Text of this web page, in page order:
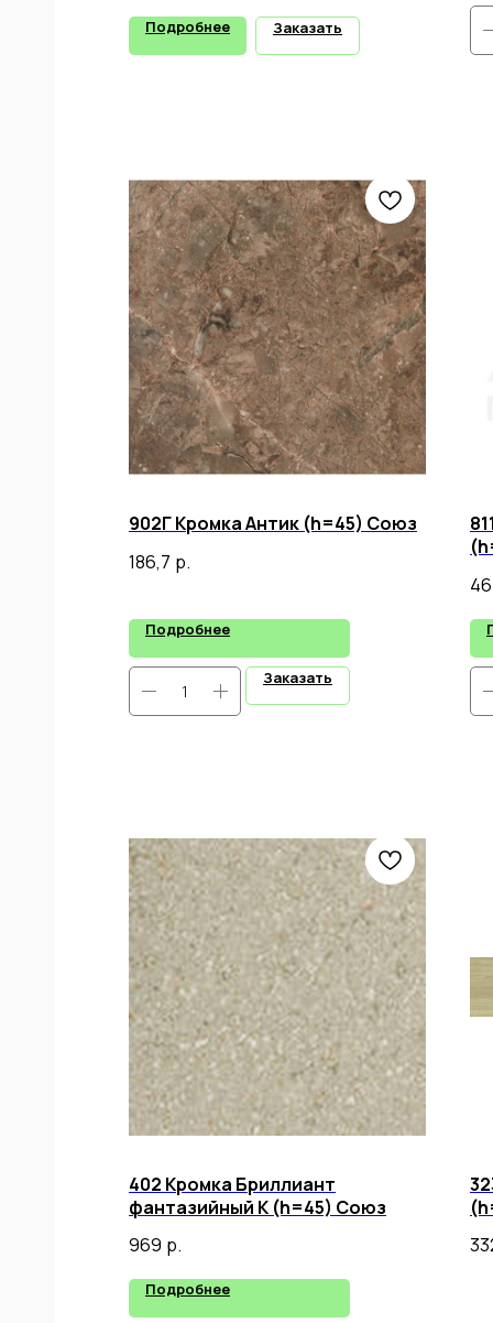
Подробнее Заказать
902Г Кромка Антик (h=45) Союз
186,7 р.
Подробнее
Заказать
402 Кромка Бриллиант
фантазийный К (h=45) Союз
969 р.
Подробнее